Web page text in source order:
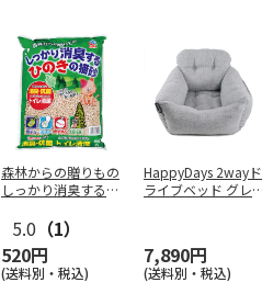
森林からの贈りもの
しっかり消臭するひ
5.0 （1）
520円
(送料別・税込)
HappyDays 2wayド
ライブベッド グレ
7,890円
(送料別・税込)